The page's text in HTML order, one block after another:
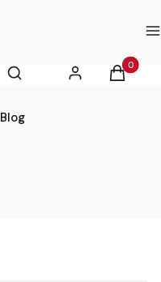
Otwórz wyszukiwarkę
Szukaj Zaloguj sięKoszyk
Blog